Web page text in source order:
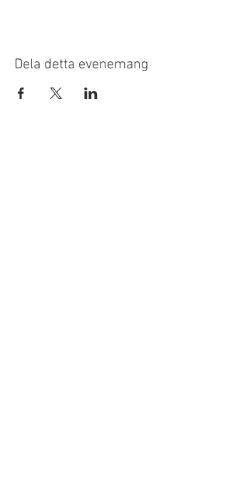
Dela detta evenemang